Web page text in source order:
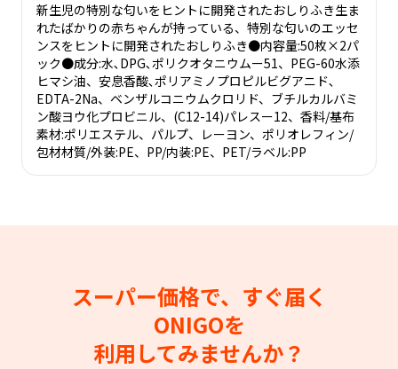
新生児の特別な匂いをヒントに開発されたおしりふき生ま
れたばかりの赤ちゃんが持っている、特別な匂いのエッセ
ンスをヒントに開発されたおしりふき●内容量:50枚×2パ
ック●成分:水､DPG､ポリクオタニウムー51、PEG-60水添
ヒマシ油、安息香酸､ポリアミノプロピルビグアニド､
EDTA-2Na、ベンザルコニウムクロリド、ブチルカルバミ
ン酸ヨウ化プロビニル、(C12-14)パレスー12、香料/基布
素材:ポリエステル、パルプ、レーヨン、ポリオレフィン/
包材材質/外装:PE、PP/内装:PE、PET/ラベル:PP
スーパー価格で、すぐ届く
ONIGOを
利用してみませんか？